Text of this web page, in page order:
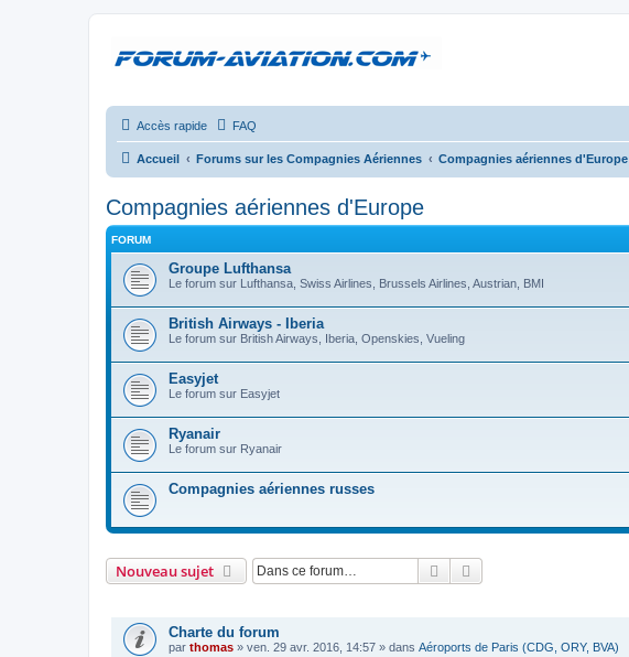
Accès rapide FAQ
Accueil Forums sur les Compagnies Aériennes Compagnies aériennes d'Europe
Compagnies aériennes d'Europe
FORUM
Groupe Lufthansa
Le forum sur Lufthansa, Swiss Airlines, Brussels Airlines, Austrian, BMI
British Airways - Iberia
Le forum sur British Airways, Iberia, Openskies, Vueling
Easyjet
Le forum sur Easyjet
Ryanair
Le forum sur Ryanair
Compagnies aériennes russes
Nouveau sujet Rechercher
Charte du forum
par thomas » ven. 29 avr. 2016, 14:57 » dans Aéroports de Paris (CDG, ORY, BVA)